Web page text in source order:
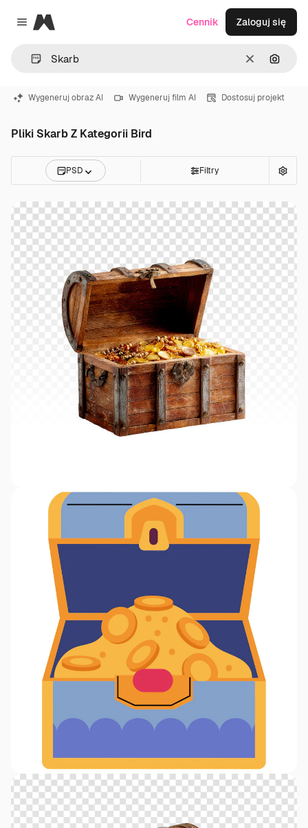
Close menu
Magnific
WyczyśćSzukaj
Cennik Zaloguj się
Wygeneruj obraz AI Wygeneruj film AI Dostosuj projekt
Pliki Skarb Z Kategorii Bird
PSD Filtry